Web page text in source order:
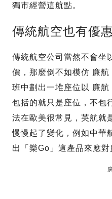
獨市經營這航點。
傳統航空也有優
傳統航空公司當然不會坐
價，那麼倒不如模仿 廉
班中劃出一堆座位以 廉
包括的就只是座位，不包
法在歐美很常見，英航就
慢慢起了變化，例如中華
出「樂Go」這產品來應對